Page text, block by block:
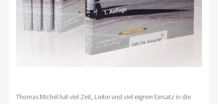
Thomas Michel hat viel Zeit, Liebe und viel eignen Einsatz in die